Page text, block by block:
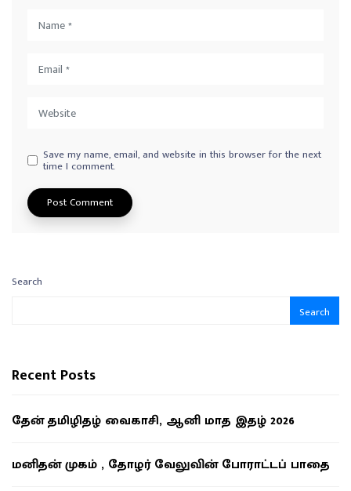
Save my name, email, and website in this browser for the next
time I comment.
Search
Search
Recent Posts
தேன் தமிழிதழ் வைகாசி, ஆனி மாத இதழ் 2026
மனிதன் முகம் , தோழர் வேலுவின் போராட்டப் பாதை